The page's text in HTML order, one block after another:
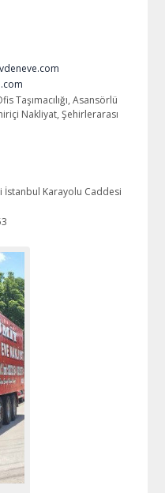
Taşımacılığı, Asansörlü
Nakliyat, Şehirlerarası
İstanbul Karayolu Caddesi